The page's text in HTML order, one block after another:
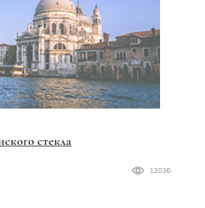
стекла
12036